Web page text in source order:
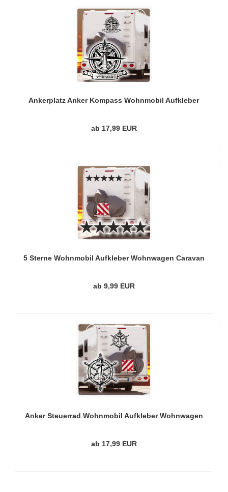
Ankerplatz Anker Kompass Wohnmobil Aufkleber
ab 17,99 EUR
5 Sterne Wohnmobil Aufkleber Wohnwagen Caravan
ab 9,99 EUR
Anker Steuerrad Wohnmobil Aufkleber Wohnwagen
ab 17,99 EUR